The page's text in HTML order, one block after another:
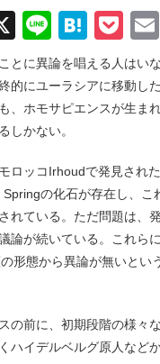
X Line
とに異論を唱える人はい
的にユーラシアに移動し
、ホモサピエンスが生ま
しかない。
ロッコIrhoudで発見され
の化石が存在し、
れている。ただ問題は、
論が続いている。これら
形態から異論が無いとい
の前に、初期段階の様々
ハイデルベルグ原人など